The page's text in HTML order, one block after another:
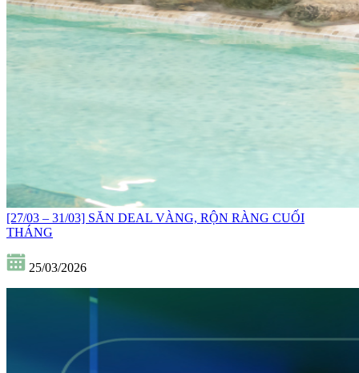
[27/03 – 31/03] SĂN DEAL VÀNG, RỘN RÀNG CUỐI
THÁNG
25/03/2026